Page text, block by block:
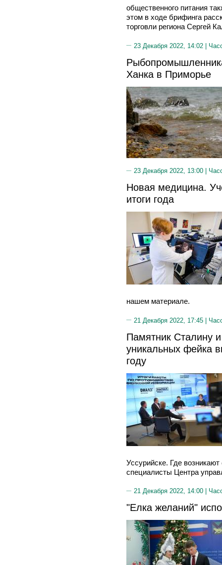
общественного питания
этом в ходе брифинга
торговли региона Сергей
23 Декабря 2022, 14:02 |
Ханка в Приморье
23 Декабря 2022, 13:00 |
Новая медицина.
итоги года
нашем материале.
21 Декабря 2022, 17:45 |
Памятник Сталину
уникальных фейка
году
Уссурийске. Где
специалисты Центра
21 Декабря 2022, 14:00 |
"Елка желаний"